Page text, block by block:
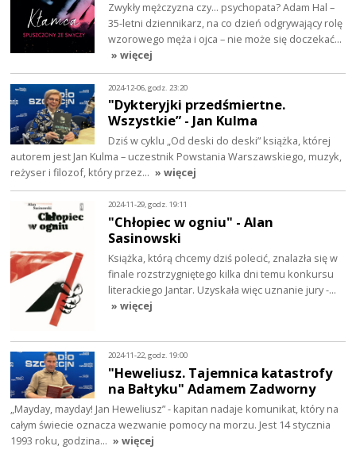
Zwykły mężczyzna czy… psychopata? Adam Hal –
35-letni dziennikarz, na co dzień odgrywający rolę
wzorowego męża i ojca – nie może się doczekać…
» więcej
2024-12-06, godz. 23:20
"Dykteryjki przedśmiertne.
Wszystkie” - Jan Kulma
Dziś w cyklu „Od deski do deski” książka, której
autorem jest Jan Kulma – uczestnik Powstania Warszawskiego, muzyk,
reżyser i filozof, który przez… » więcej
2024-11-29, godz. 19:11
"Chłopiec w ogniu" - Alan
Sasinowski
Książka, którą chcemy dziś polecić, znalazła się w
finale rozstrzygniętego kilka dni temu konkursu
literackiego Jantar. Uzyskała więc uznanie jury -…
» więcej
2024-11-22, godz. 19:00
"Heweliusz. Tajemnica katastrofy
na Bałtyku" Adamem Zadworny
„Mayday, mayday! Jan Heweliusz” - kapitan nadaje komunikat, który na
całym świecie oznacza wezwanie pomocy na morzu. Jest 14 stycznia
1993 roku, godzina… » więcej